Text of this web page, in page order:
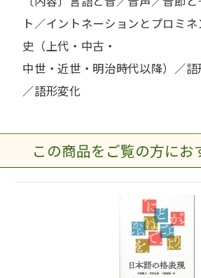
ト／イントネーションとプロミ
史（上代・中古・
中世・近世・明治時代以降）／
／語形変化
この商品をご覧の方にお